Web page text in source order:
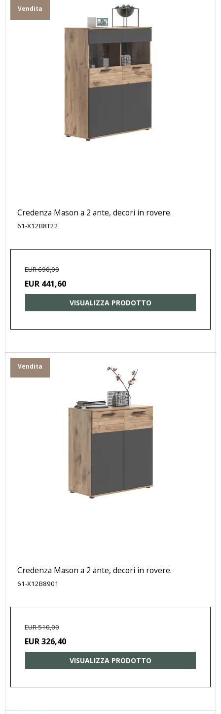
Vendita
Credenza Mason a 2 ante, decori in rovere.
61-X12B8T22
EUR 690,00
EUR 441,60
VISUALIZZA PRODOTTO
Vendita
Credenza Mason a 2 ante, decori in rovere.
61-X12B8901
EUR 510,00
EUR 326,40
VISUALIZZA PRODOTTO